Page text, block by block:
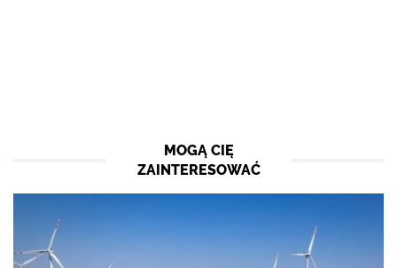
MOGĄ CIĘ
ZAINTERESOWAĆ